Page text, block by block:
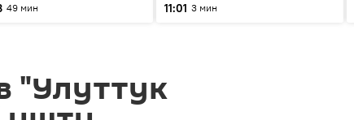
49 мин 11:01 3 мин
"Улуттук